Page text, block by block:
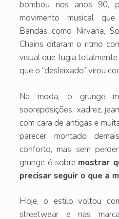
bombou nos anos 90,
movimento musical
Bandas como Nirvana,
Chains ditaram o ritmo
visual que fugia
que o “desleixado” virou
Na moda, o grunge
sobreposições, xadrez,
com cara de antigas e
parecer montado
conforto, mas sem
grunge é sobre mostrar
precisar seguir o que a
Hoje, o estilo voltou
streetwear e nas